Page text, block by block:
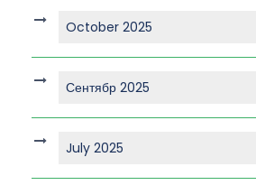
October 2025
Сентябр 2025
July 2025